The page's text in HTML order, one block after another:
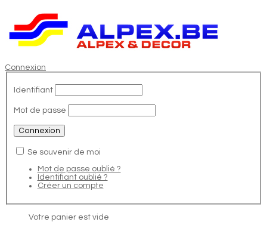
Connexion
Identifiant
Mot de passe
Se souvenir de moi
Mot de passe oublié ?
Identifiant oublié ?
Créer un compte
Votre panier est vide